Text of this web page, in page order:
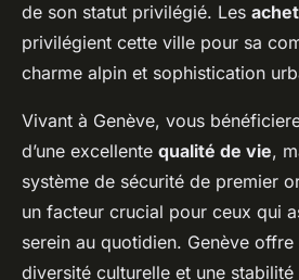
de son statut privilégié. Les
privilégient cette ville pour sa
charme alpin et sophistication
Vivant à Genève, vous
d’une excellente qualité de vie,
système de sécurité de premier
un facteur crucial pour ceux qui
serein au quotidien. Genève offre
diversité culturelle et une